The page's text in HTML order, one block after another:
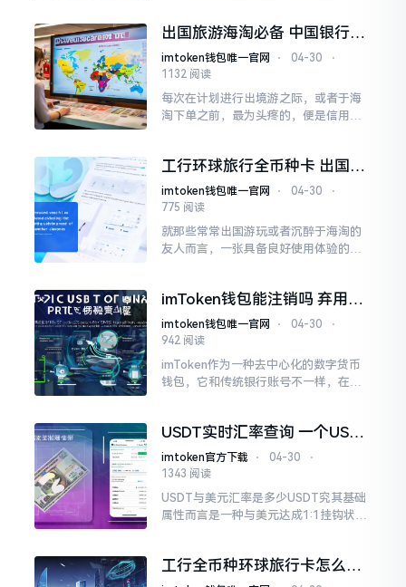
多耗费几十甚至上百美元。
出国旅游海淘必备 中国银行全
币种信用卡真有那么神吗
imtoken钱包唯一官网 ⋅ 04-30
⋅
1132 阅读
每次在计划进行出境游之际，或者于海
淘下单之前，最为头疼的，便是信用卡
中国银行所推出的全币种信用卡
工行环球旅行全币种卡 出国省
钱真方便
imtoken钱包唯一官网 ⋅ 04-30
⋅
775 阅读
就那些常常出国游玩或者沉醉于海淘的
友人而言，一张具备良好使用体验的信
imToken钱包能注销吗 弃用安
全教程
imtoken钱包唯一官网 ⋅ 04-30
⋅
942 阅读
imToken作为一种去中心化的数字货币
钱包，它和传统银行账号不一样，在它
是担忧安全问题而想着要完全清除钱包
USDT实时汇率查询 一个USDT
等于多少人民币
imtoken官方下载 ⋅ 04-30
⋅
1343 阅读
USDT与美元汇率是多少USDT究其基础
属性而言是一种与美元达成1:1挂钩状态
工行全币种环球旅行卡怎么样